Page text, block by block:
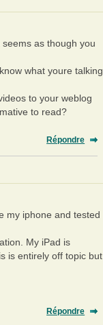
as though you
what youre talking
to your weblog
to read?
Répondre
my iphone and tested
My iPad is
is entirely off topic but
Répondre